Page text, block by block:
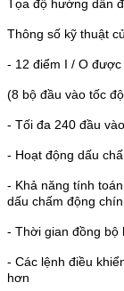
Tọa độ hướng dẫn
Thông số kỹ thuật
- 12 điểm I / O
(8 bộ đầu vào tốc
- Tối đa 240 đầu
- Hoạt động dấu
- Khả năng tính
dấu chấm động
- Thời gian đồng bộ
- Các lệnh điều
hơn